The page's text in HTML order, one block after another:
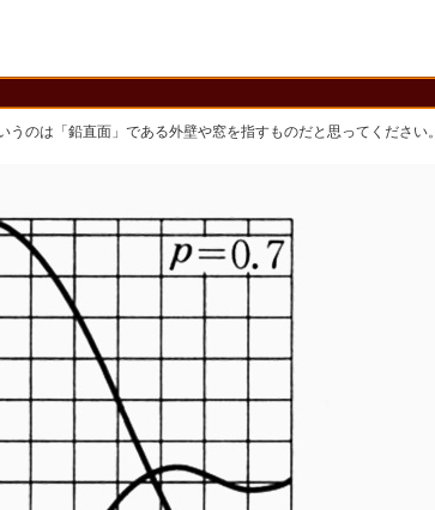
のは「鉛直面」である外壁や窓を指すものだと思ってください。